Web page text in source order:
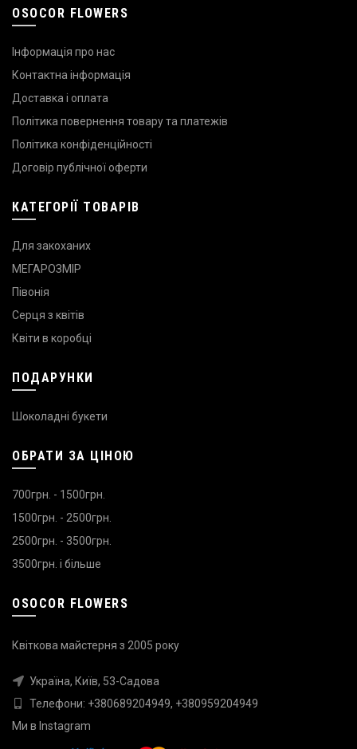
OSOCOR FLOWERS
Інформація про нас
Контактна інформація
Доставка і оплата
Політика повернення товару та платежів
Політика конфіденційності
Договір публічної оферти
КАТЕГОРІЇ ТОВАРІВ
Для закоханих
МЕГАРОЗМІР
Півонія
Серця з квітів
Квіти в коробці
ПОДАРУНКИ
Шоколадні букети
ОБРАТИ ЗА ЦІНОЮ
700грн. - 1500грн.
1500грн. - 2500грн.
2500грн. - 3500грн.
3500грн. і більше
OSOCOR FLOWERS
Квіткова майстерня з 2005 року
Україна, Київ, 53-Садова
Телефони: +380689204949, +380959204949
Ми в Instagram